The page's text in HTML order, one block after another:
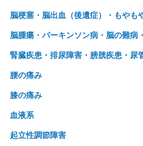
脳梗塞・脳出血（後遺症）・もやも
脳腫瘍・パーキンソン病・脳の難病
腎臓疾患・排尿障害・膀胱疾患・尿
腰の痛み
膝の痛み
血液系
起立性調節障害